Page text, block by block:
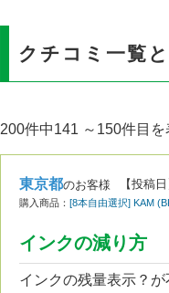
クチコミ一覧
200件中141 ～150件目を
東京都のお客様 【投稿日
購入商品： [8本自由選択] KAM
インクの減り方
インクの残量表示？が